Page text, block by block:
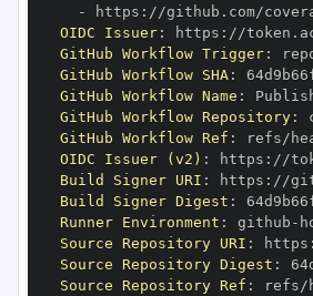
-
https :
OIDC Issuer: https :
GitHub Workflow Trigger:
GitHub Workflow SHA:
GitHub Workflow Name :
GitHub Workflow Repository:
GitHub Workflow Ref :
OIDC Issuer (v2) : https :
Build Signer URI : https :
Build Signer Digest :
Runner Environment : github -
Source Repository URI : https :
Source Repository Digest :
Source Repository Ref :